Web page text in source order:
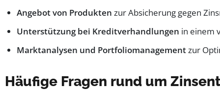
Angebot von Produkten zur Absicherung gegen
Unterstützung bei Kreditverhandlungen in einem
Marktanalysen und Portfoliomanagement zur
Häufige Fragen rund um